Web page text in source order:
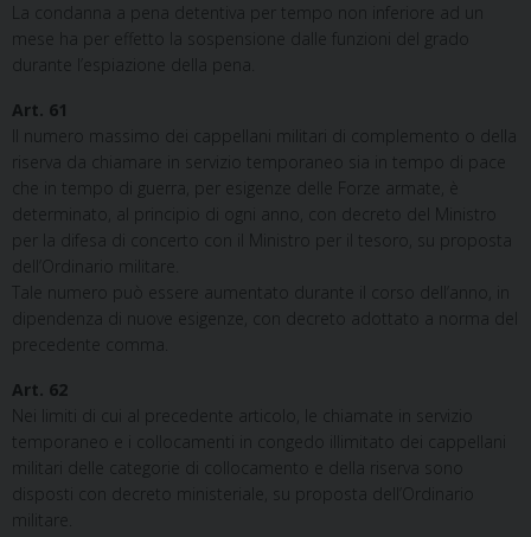
La condanna a pena detentiva per tempo non inferiore ad un
mese ha per effetto la sospensione dalle funzioni del grado
durante l’espiazione della pena.
Art. 61
Il numero massimo dei cappellani militari di complemento o della
riserva da chiamare in servizio temporaneo sia in tempo di pace
che in tempo di guerra, per esigenze delle Forze armate, è
determinato, al principio di ogni anno, con decreto del Ministro
per la difesa di concerto con il Ministro per il tesoro, su proposta
dell’Ordinario militare.
Tale numero può essere aumentato durante il corso dell’anno, in
dipendenza di nuove esigenze, con decreto adottato a norma del
precedente comma.
Art. 62
Nei limiti di cui al precedente articolo, le chiamate in servizio
temporaneo e i collocamenti in congedo illimitato dei cappellani
militari delle categorie di collocamento e della riserva sono
disposti con decreto ministeriale, su proposta dell’Ordinario
militare.